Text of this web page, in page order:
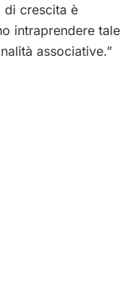
di crescita è
intraprendere tale
associative.”